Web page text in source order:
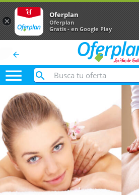
arrow_back

×
Oferplan
Oferplan
Gratis - en Google Play